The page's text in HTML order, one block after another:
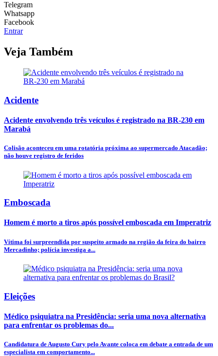
Telegram
Whatsapp
Facebook
Entrar
Veja Também
Acidente
Acidente envolvendo três veículos é registrado na BR-230 em
Marabá
Colisão aconteceu em uma rotatória próxima ao supermercado Atacadão;
não houve registro de feridos
Emboscada
Homem é morto a tiros após possível emboscada em Imperatriz
Vítima foi surpreendida por suspeito armado na região da feira do bairro
Mercadinho; polícia investiga a...
Eleições
Médico psiquiatra na Presidência: seria uma nova alternativa
para enfrentar os problemas do...
Candidatura de Augusto Cury pelo Avante coloca em debate a entrada de um
especialista em comportamento...